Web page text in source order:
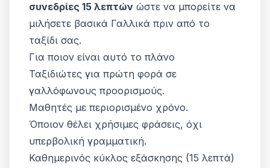
συνεδρίες 15 λεπτών ώστε να μπορείτε να
μιλήσετε βασικά Γαλλικά πριν από το
ταξίδι σας.
Για ποιον είναι αυτό το πλάνο
Ταξιδιώτες για πρώτη φορά σε
γαλλόφωνους προορισμούς.
Μαθητές με περιορισμένο χρόνο.
Όποιον θέλει χρήσιμες φράσεις, όχι
υπερβολική γραμματική.
Καθημερινός κύκλος εξάσκησης (15 λεπτά)